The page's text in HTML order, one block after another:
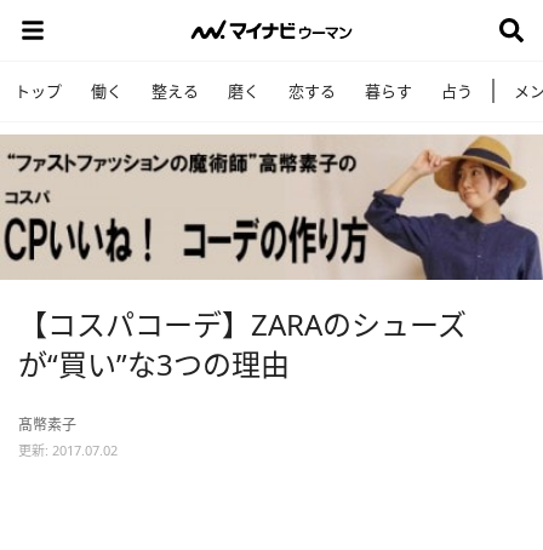
トップ 働く 整える 磨く 恋する 暮らす 占う メ
【コスパコーデ】ZARAのシューズ
が“買い”な3つの理由
髙幣素子
更新: 2017.07.02